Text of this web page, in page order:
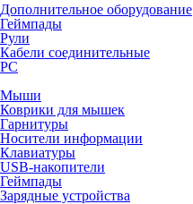
Дополнительное оборудование
Геймпады
Рули
Кабели соединительные
PC
Мыши
Коврики для мышек
Гарнитуры
Носители информации
Клавиатуры
USB-накопители
Геймпады
Зарядные устройства